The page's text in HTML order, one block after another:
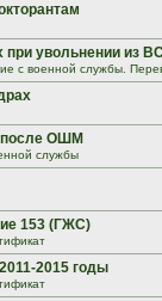
при увольнении из
с военной службы.
после ОШМ
службы
153 (ГЖС)
2015 годы